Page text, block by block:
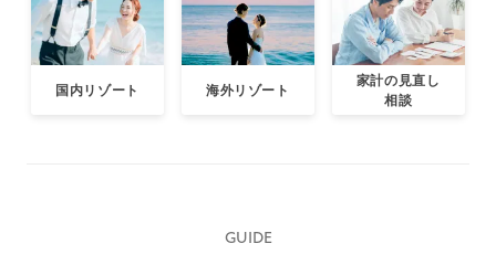
国内リゾート 海外リゾート
家計の見直し
相談
GUIDE